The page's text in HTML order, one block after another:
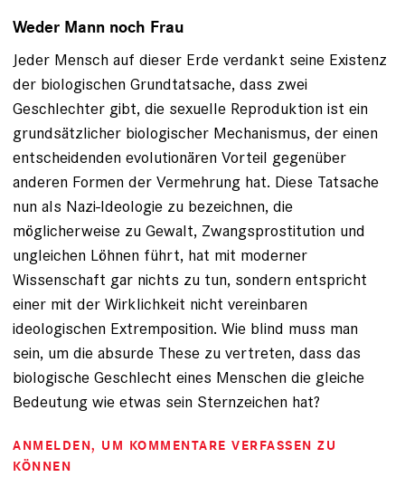
Weder Mann noch Frau
Jeder Mensch auf dieser Erde verdankt seine Existenz
der biologischen Grundtatsache, dass zwei
Geschlechter gibt, die sexuelle Reproduktion ist ein
grundsätzlicher biologischer Mechanismus, der einen
entscheidenden evolutionären Vorteil gegenüber
anderen Formen der Vermehrung hat. Diese Tatsache
nun als Nazi-Ideologie zu bezeichnen, die
möglicherweise zu Gewalt, Zwangsprostitution und
ungleichen Löhnen führt, hat mit moderner
Wissenschaft gar nichts zu tun, sondern entspricht
einer mit der Wirklichkeit nicht vereinbaren
ideologischen Extremposition. Wie blind muss man
sein, um die absurde These zu vertreten, dass das
biologische Geschlecht eines Menschen die gleiche
Bedeutung wie etwas sein Sternzeichen hat?
ANMELDEN, UM KOMMENTARE VERFASSEN ZU
KÖNNEN